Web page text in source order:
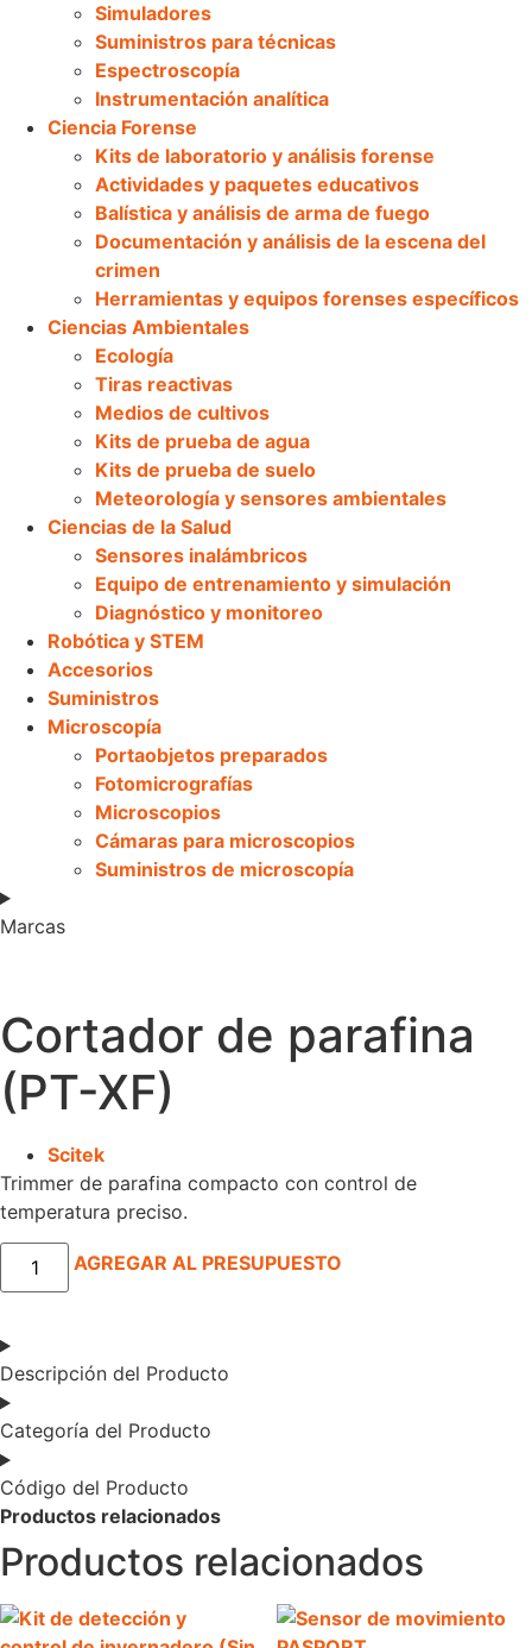
Simuladores
Suministros para técnicas
Espectroscopía
Instrumentación analítica
Ciencia Forense
Kits de laboratorio y análisis forense
Actividades y paquetes educativos
Balística y análisis de arma de fuego
Documentación y análisis de la escena del
crimen
Herramientas y equipos forenses específicos
Ciencias Ambientales
Ecología
Tiras reactivas
Medios de cultivos
Kits de prueba de agua
Kits de prueba de suelo
Meteorología y sensores ambientales
Ciencias de la Salud
Sensores inalámbricos
Equipo de entrenamiento y simulación
Diagnóstico y monitoreo
Robótica y STEM
Accesorios
Suministros
Microscopía
Portaobjetos preparados
Fotomicrografías
Microscopios
Cámaras para microscopios
Suministros de microscopía
Marcas
Cortador de parafina
(PT-XF)
Scitek
Trimmer de parafina compacto con control de
temperatura preciso.
Cortador
parafina
cantidad
AGREGAR AL PRESUPUESTO
Descripción del Producto
Categoría del Producto
Código del Producto
Productos relacionados
Productos relacionados